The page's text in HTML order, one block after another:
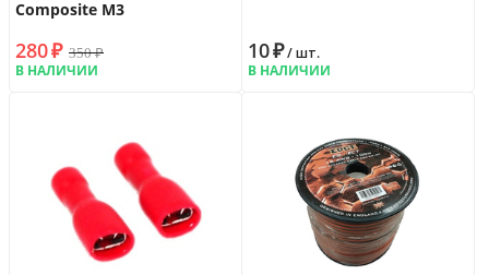
Composite M3
280₽ 350₽
В НАЛИЧИИ
10₽/ шт.
В НАЛИЧИИ